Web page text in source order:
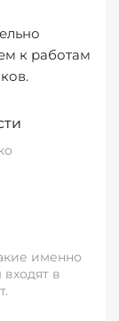
к работам
именно
в